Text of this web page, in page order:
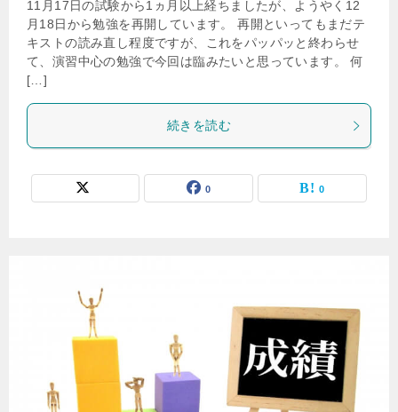
11月17日の試験から1ヵ月以上経ちましたが、ようやく12
月18日から勉強を再開しています。 再開といってもまだテ
キストの読み直し程度ですが、これをパッパッと終わらせ
て、演習中心の勉強で今回は臨みたいと思っています。 何
[…]
続きを読む
0 0